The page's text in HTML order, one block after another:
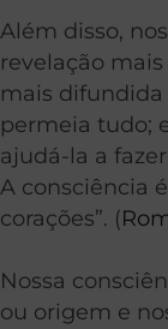
Além disso,
revelação
mais difundida
permeia tudo;
ajudá-la a
A consciência
corações”. (
Nossa
ou origem e